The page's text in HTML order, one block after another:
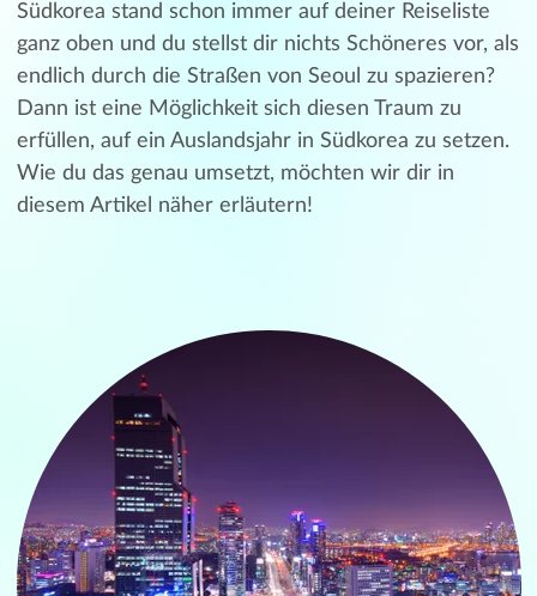
Südkorea stand schon immer auf deiner Reiseliste
ganz oben und du stellst dir nichts Schöneres vor, als
endlich durch die Straßen von Seoul zu spazieren?
Dann ist eine Möglichkeit sich diesen Traum zu
erfüllen, auf ein Auslandsjahr in Südkorea zu setzen.
Wie du das genau umsetzt, möchten wir dir in
diesem Artikel näher erläutern!